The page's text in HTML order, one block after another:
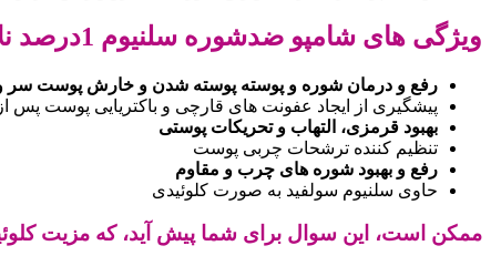
ویژگی های شامپو ضدشوره سلنیوم 1درصد نلا
رفع و درمان شوره و پوسته پوسته شدن و خارش پوست سر
پیشگیری از ایجاد عفونت های قارچی و باکتریایی پوست پس
بهبود قرمزی، التهاب و تحریکات پوستی
تنظیم کننده ترشحات چربی پوست
رفع و بهبود شوره های چرب و مقاوم
حاوی سلنیوم سولفید به صورت کلوئیدی
ممکن است، این سوال برای شما پیش آید، که مزیت